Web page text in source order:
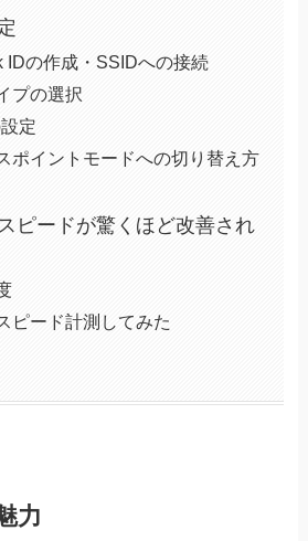
IDの作成・SSIDへの接続
プの選択
定
ポイントモードへの切り替え方
ピードが驚くほど改善され
ピード計測してみた
力